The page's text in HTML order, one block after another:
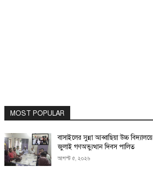
MOST POPULAR
বাসাইলের সুন্না আব্বাছিয়া উচ্চ বিদ্যালয়ে
জুলাই গণঅভ্যুত্থান দিবস পালিত
আগস্ট ৫, ২০২৬